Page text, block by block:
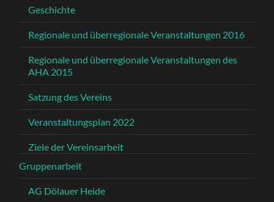
Geschichte
Regionale und überregionale Veranstaltungen 2016
Regionale und überregionale Veranstaltungen des
AHA 2015
Satzung des Vereins
Veranstaltungsplan 2022
Ziele der Vereinsarbeit
Gruppenarbeit
AG Dölauer Heide